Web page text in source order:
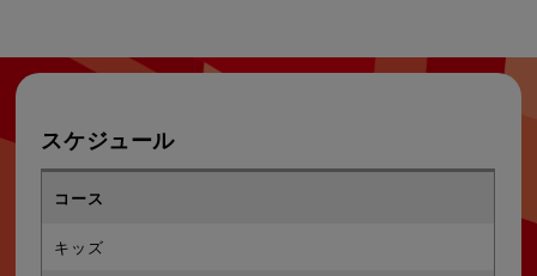
スケジュール
キッズ